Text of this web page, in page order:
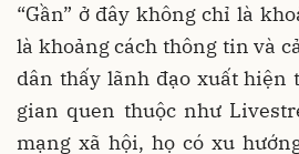
“Gần” ở đây không chỉ là
là khoảng cách thông tin và
dân thấy lãnh đạo xuất hiện
gian quen thuộc như
mạng xã hội, họ có xu